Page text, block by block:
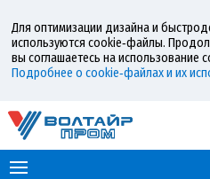
Для оптимизации дизайна и
используются cookie‑файлы.
вы соглашаетесь на использование
Подробнее о cookie‑файлах и их